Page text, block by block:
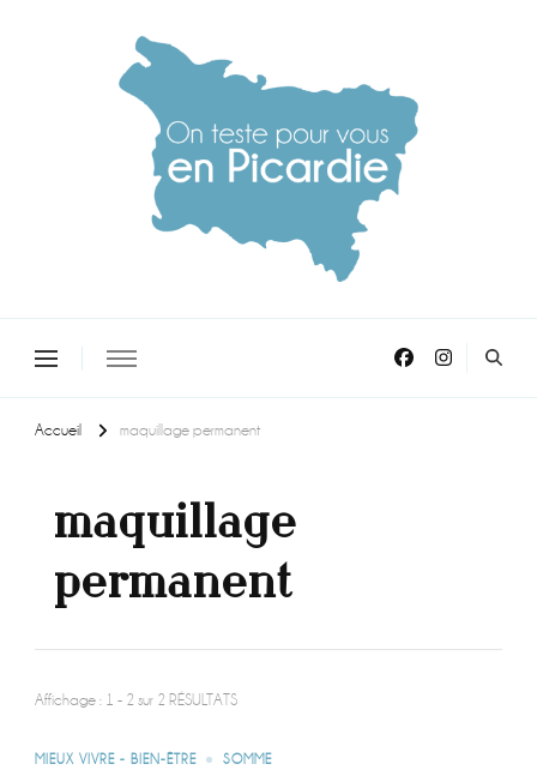
Accueil maquillage permanent
maquillage
permanent
Affichage : 1 - 2 sur 2 RÉSULTATS
MIEUX VIVRE - BIEN-ÊTRE SOMME